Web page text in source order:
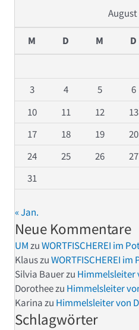
August
M D M D
3
4 5 6
10
11 12 13
17
18 19 20
24
25 26 27
31
« Jan.
Neue Kommentare
UMzuWORTFISCHEREI im
KlauszuWORTFISCHEREI
Silvia Bauerzu Himmelsleiter
Dorotheezu Himmelsleiter
Karinazu Himmelsleiter von
Schlagwörter